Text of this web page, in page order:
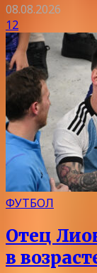
08.08.2026
12
ФУТБОЛ
Отец
в